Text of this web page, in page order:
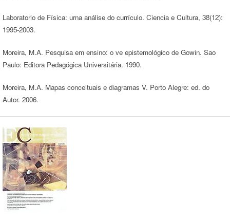
Laboratorio de Física: urna análise do currículo. Ciencia e Cultura, 38(12):
1995-2003.
Moreira, M.A. Pesquisa em ensino: o ve epistemológico de Gowin. Sao
Paulo: Editora Pedagógica Universitária. 1990.
Moreira, M.A. Mapas conceituais e diagramas V. Porto Alegre: ed. do
Autor. 2006.